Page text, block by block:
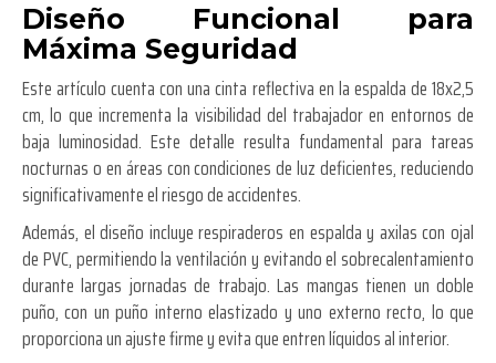
Diseño Funcional para
Máxima Seguridad
Este artículo cuenta con una cinta reflectiva en la espalda de 18x2,5
cm, lo que incrementa la visibilidad del trabajador en entornos de
baja luminosidad. Este detalle resulta fundamental para tareas
nocturnas o en áreas con condiciones de luz deficientes, reduciendo
significativamente el riesgo de accidentes.
Además, el diseño incluye respiraderos en espalda y axilas con ojal
de PVC, permitiendo la ventilación y evitando el sobrecalentamiento
durante largas jornadas de trabajo. Las mangas tienen un doble
puño, con un puño interno elastizado y uno externo recto, lo que
proporciona un ajuste firme y evita que entren líquidos al interior.